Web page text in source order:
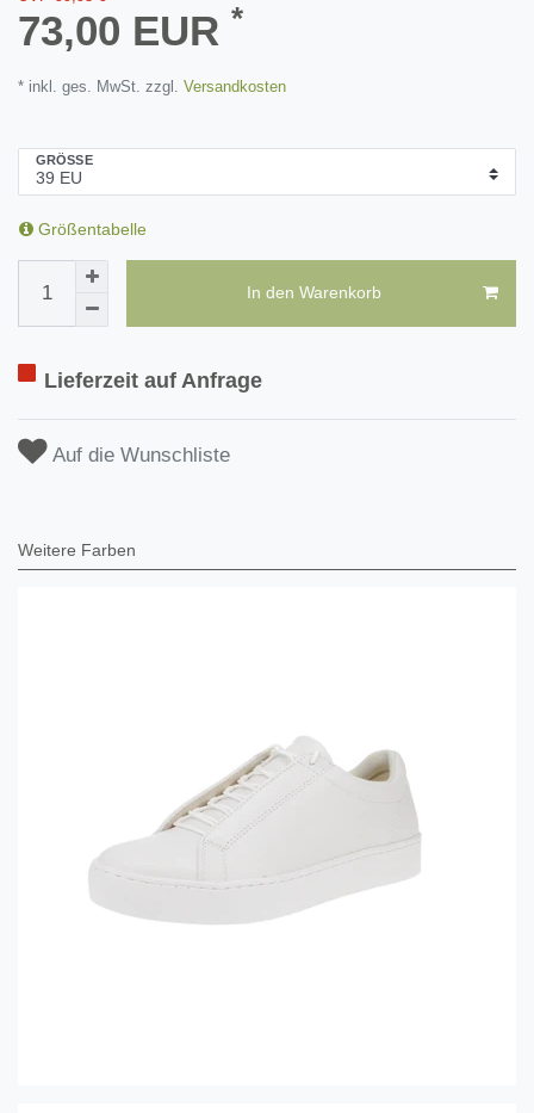
73,00 EUR *
* inkl. ges. MwSt. zzgl. Versandkosten
GRÖSSE
Größentabelle
In den Warenkorb
Lieferzeit auf Anfrage
Auf die Wunschliste
Weitere Farben